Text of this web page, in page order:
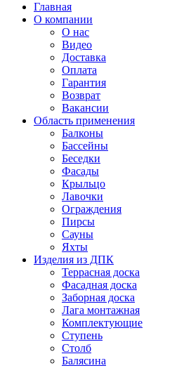
Главная
О компании
О нас
Видео
Доставка
Оплата
Гарантия
Возврат
Вакансии
Область применения
Балконы
Бассейны
Беседки
Фасады
Крыльцо
Лавочки
Ограждения
Пирсы
Сауны
Яхты
Изделия из ДПК
Террасная доска
Фасадная доска
Заборная доска
Лага монтажная
Комплектующие
Ступень
Столб
Балясина